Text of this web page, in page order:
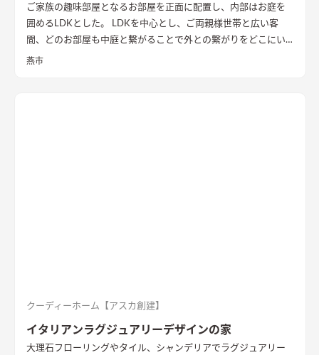
ご家族の趣味部屋となるお部屋を正面に配置し、内部はお庭を
囲めるLDKとした。 LDKを中心とし、ご両親様世帯と広い客
間、どのお部屋も中庭と繋がることで外との繋がりをどこにい
ても感じることができる。 2階にはセカンドリビング、ミニキッ
燕市
クーディーホーム【アスカ創建】
イタリアンラグジュアリーデザインの家
大理石フローリングやタイル、シャンデリアでラグジュアリー